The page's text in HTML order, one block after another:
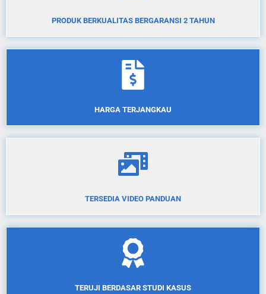
PRODUK BERKUALITAS BERGARANSI 2 TAHUN
HARGA TERJANGKAU
TERSEDIA VIDEO PANDUAN
TERUJI BERDASAR STUDI KASUS